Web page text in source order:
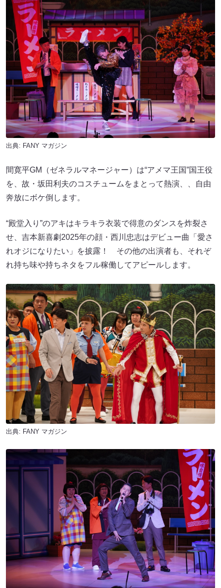
出典: FANY マガジン
間寛平GM（ゼネラルマネージャー）は“アメマ王国”国王役
を、故・坂田利夫のコスチュームをまとって熱演、、自由
奔放にボケ倒します。
“殿堂入り”のアキはキラキラ衣装で得意のダンスを炸裂さ
せ、吉本新喜劇2025年の顔・西川忠志はデビュー曲「愛さ
れオジになりたい」を披露！ その他の出演者も、それぞ
れ持ち味や持ちネタをフル稼働してアピールします。
出典: FANY マガジン